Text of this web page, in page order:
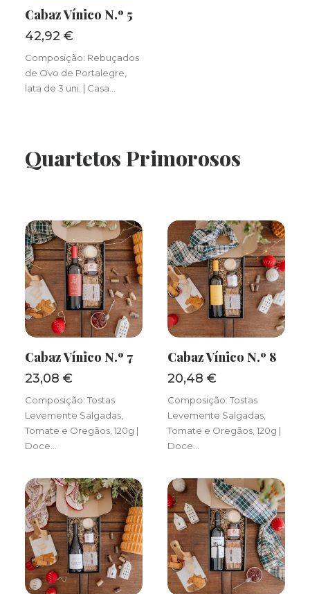
Cabaz Vínico N.º 5
42,92 €
Composição: Rebuçados
de Ovo de Portalegre,
lata de 3 uni. | Casa…
Quartetos Primorosos
Cabaz Vínico N.º 7
23,08 €
Composição: Tostas
Levemente Salgadas,
Tomate e Oregãos, 120g |
Doce…
Cabaz Vínico N.º 8
20,48 €
Composição: Tostas
Levemente Salgadas,
Tomate e Oregãos, 120g |
Doce…